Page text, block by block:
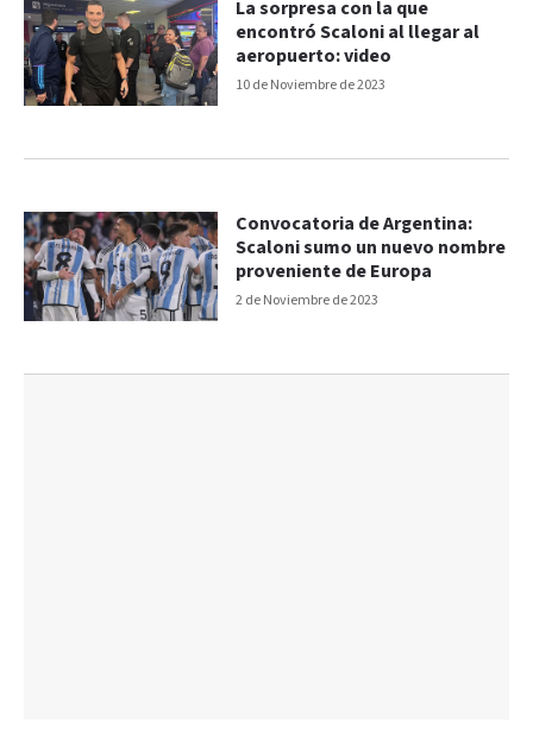
10 de Noviembre de 2023
La sorpresa con la que
encontró Scaloni al llegar al
aeropuerto: video
2 de Noviembre de 2023
Convocatoria de Argentina:
Scaloni sumo un nuevo nombre
proveniente de Europa